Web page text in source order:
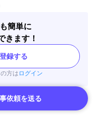
簡単に
きます！
録する
方は ログイン
依頼を送る